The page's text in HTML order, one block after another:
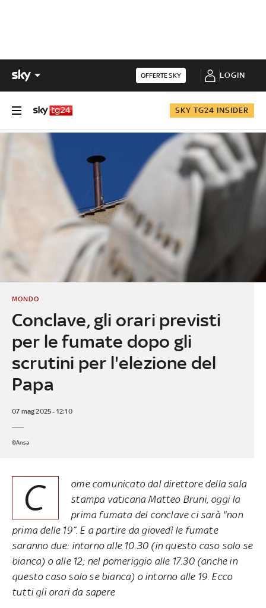
OFFERTE SKY LOGIN
SKY TG24 INSIDER
Conclave, gli orari previsti
per le fumate dopo gli
scrutini per l'elezione del
Papa
MONDO
07 mag 2025 - 12:10
©Ansa
C
ome comunicato dal direttore della sala
stampa vaticana Matteo Bruni, oggi la
prima fumata del conclave ci sarà "non
prima delle 19”. E a partire da giovedì le fumate
saranno due: intorno alle 10.30 (in questo caso solo se
bianca) o alle 12; nel pomeriggio alle 17.30 (anche in
questo caso solo se bianca) o intorno alle 19. Ecco
tutti gli orari da sapere